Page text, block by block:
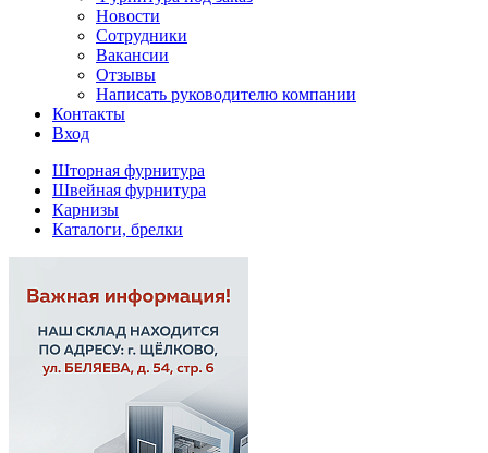
Новости
Сотрудники
Вакансии
Отзывы
Написать руководителю компании
Контакты
Вход
Шторная фурнитура
Швейная фурнитура
Карнизы
Каталоги, брелки